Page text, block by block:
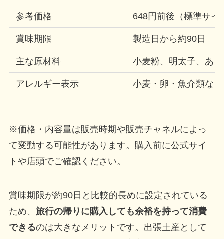
参考価格 648円前後（標準サイ
賞味期限 製造日から約90日
主な原材料 小麦粉、明太子、あ
アレルギー表示 小麦・卵・魚介類な
※価格・内容量は販売時期や販売チャネルによっ
て変動する可能性があります。購入前に公式サイ
トや店頭でご確認ください。
賞味期限が約90日と比較的長めに設定されている
ため、 旅行の帰りに購入しても余裕を持って消費
できるのは大きなメリットです。出張土産として